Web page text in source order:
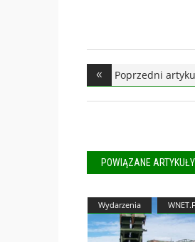
Poprzedni
POWIĄZANE ARTYKUŁY
Wydarzenia